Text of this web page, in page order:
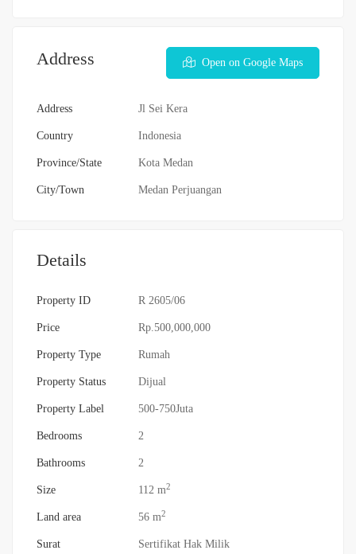
Address Open on Google Maps
Address Jl Sei Kera
Country Indonesia
Province/State Kota Medan
City/Town Medan Perjuangan
Details
Property ID R 2605/06
Price Rp.500,000,000
Property Type Rumah
Property Status Dijual
Property Label 500-750Juta
Bedrooms 2
Bathrooms 2
Size 112 m2
Land area 56 m2
Surat Sertifikat Hak Milik